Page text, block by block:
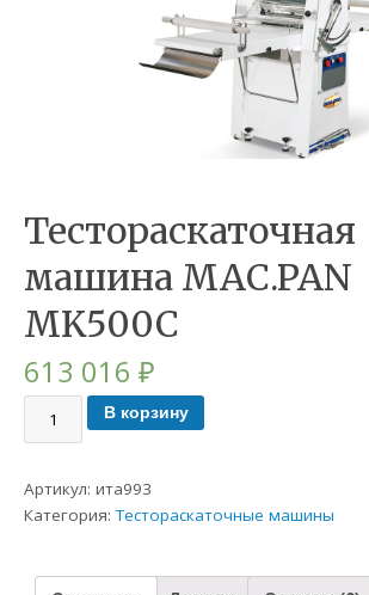
Тестораскаточная
машина MAC.PAN
MK500C
613 016₽
В корзину
Артикул:ита993
Категория:Тестораскаточные машины